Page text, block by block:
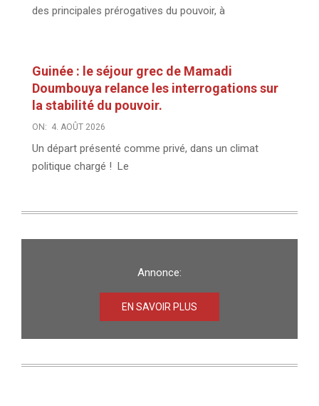
des principales prérogatives du pouvoir, à
Guinée : le séjour grec de Mamadi
Doumbouya relance les interrogations sur
la stabilité du pouvoir.
ON: 4. AOÛT 2026
Un départ présenté comme privé, dans un climat
politique chargé ! Le
Annonce:
EN SAVOIR PLUS